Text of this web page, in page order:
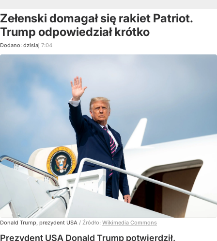
Zełenski domagał się rakiet Patriot.
Trump odpowiedział krótko
Dodano: dzisiaj 7:04
Donald Trump, prezydent USA / Źródło: Wikimedia Commons
Prezydent USA Donald Trump potwierdził,